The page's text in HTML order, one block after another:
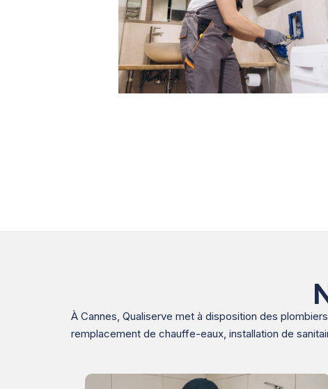
À Cannes, Qualiserve met à disposition des
remplacement de chauffe-eaux, installation de